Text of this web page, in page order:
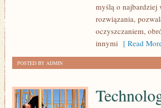
myślą o najbardziej
rozwiązania,
oczyszczaniem,
innymi [ Read
POSTED BY ADMIN